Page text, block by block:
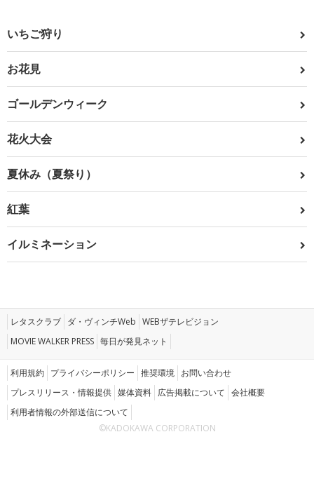
いちご狩り
お花見
ゴールデンウィーク
花火大会
夏休み（夏祭り）
紅葉
イルミネーション
レタスクラブ ダ・ヴィンチWeb WEBザテレビジョン
MOVIE WALKER PRESS 毎日が発見ネット
利用規約 プライバシーポリシー 推奨環境 お問い合わせ
プレスリリース・情報提供 媒体資料 広告掲載について 会社概要
利用者情報の外部送信について
©KADOKAWA CORPORATION